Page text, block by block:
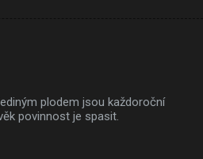
plodem jsou každoroční
povinnost je spasit.